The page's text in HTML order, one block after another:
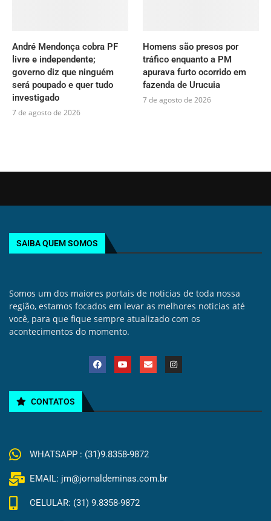
André Mendonça cobra PF
livre e independente;
governo diz que ninguém
será poupado e quer tudo
investigado
7 de agosto de 2026
Homens são presos por
tráfico enquanto a PM
apurava furto ocorrido em
fazenda de Urucuia
7 de agosto de 2026
SAIBA QUEM SOMOS
Somos um dos maiores portais de noticias de toda nossa
região, estamos focados em levar as melhores noticias até
você, para que fique sempre atualizado com os
acontecimentos do momento.
CONTATOS
WHATSAPP : (31)9.8358-9872
EMAIL: jm@jornaldeminas.com.br
CELULAR: (31) 9.8358-9872